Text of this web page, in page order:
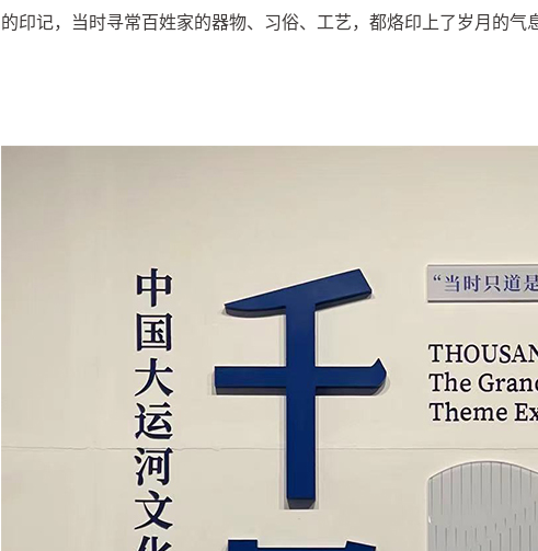
的印记，当时寻常百姓家的器物、习俗、工艺，都烙印上了岁月的气